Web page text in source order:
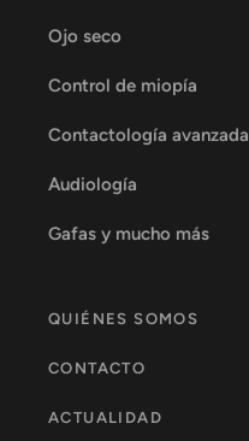
Ojo seco
Control de miopía
Contactología avanzada
Audiología
Gafas y mucho más
QUIÉNES SOMOS
CONTACTO
ACTUALIDAD